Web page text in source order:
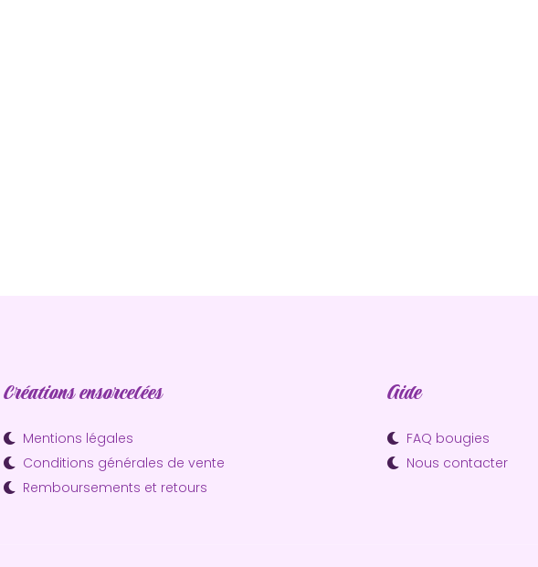
Créations ensorcelées
Mentions légales
Conditions générales de vente
Remboursements et retours
Aide
FAQ bougies
Nous contacter